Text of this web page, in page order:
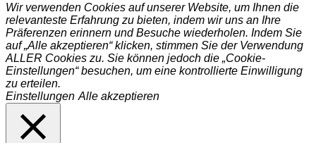
Wir verwenden Cookies auf unserer Website, um Ihnen die
relevanteste Erfahrung zu bieten, indem wir uns an Ihre
Präferenzen erinnern und Besuche wiederholen. Indem Sie
auf „Alle akzeptieren“ klicken, stimmen Sie der Verwendung
ALLER Cookies zu. Sie können jedoch die „Cookie-
Einstellungen“ besuchen, um eine kontrollierte Einwilligung
zu erteilen.
Einstellungen Alle akzeptieren